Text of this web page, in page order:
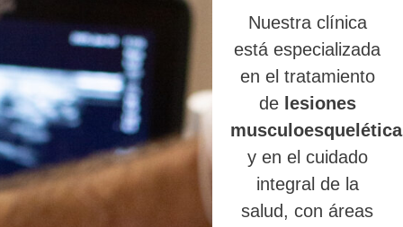
Nuestra clínica
está especializada
en el tratamiento
de lesiones
y en el cuidado
integral de la
salud, con áreas